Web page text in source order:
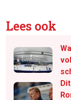
Lees ook